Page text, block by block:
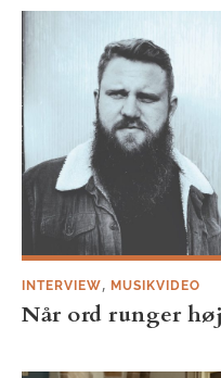
Når ord runger
INTERVIEW, MUSIKVIDEO